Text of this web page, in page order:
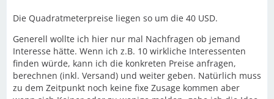
Die Quadratmeterpreise liegen so um die 40 USD.
Generell wollte ich hier nur mal Nachfragen ob jemand
Interesse hätte. Wenn ich z.B. 10 wirkliche Interessenten
finden würde, kann ich die konkreten Preise anfragen,
berechnen (inkl. Versand) und weiter geben. Natürlich muss
zu dem Zeitpunkt noch keine fixe Zusage kommen aber